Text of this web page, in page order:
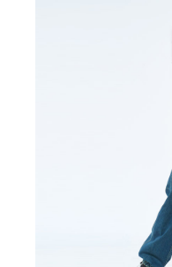
４．使用「AFTEE先享後付」
時審查核予不同之上限額度；
５．嚴禁一人註冊多個帳號或
恩沛科技股份有限公司將有權
每筆NT$100，滿NT$3,000(